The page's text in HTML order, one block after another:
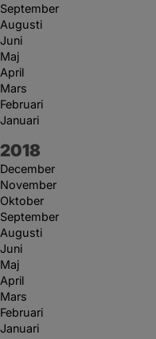
September
Augusti
Juni
Maj
April
Mars
Februari
Januari
År:
2018
December
November
Oktober
September
Augusti
Juni
Maj
April
Mars
Februari
Januari